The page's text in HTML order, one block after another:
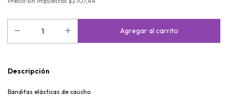
Descripción
Banditas elásticas de caucho